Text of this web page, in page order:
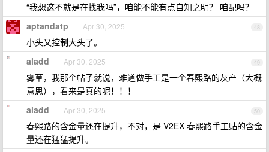
“我想这不就是在找我吗”，咱能不能有点自知之明？ 咱配吗？
48
aptandatp Apr 30, 2025
小头又控制大头了。
49
aladd Apr 30, 2025
雾草，我那个帖子就说，难道做手工是一个春熙路的灰产（大概
意思），看来是真的呢！！！
50
aladd Apr 30, 2025
春熙路的含金量还在提升，不对，是 V2EX 春熙路手工贴的含金
量还在猛猛提升。